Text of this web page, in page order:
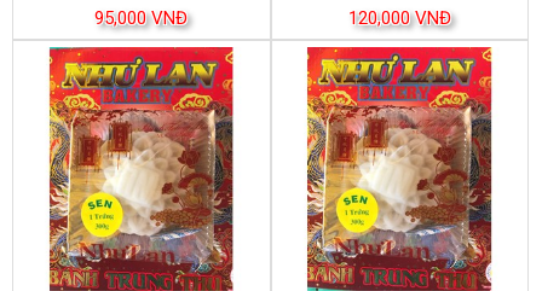
Trung Thu Như Lan
95,000 VNĐ 120,000 VNĐ